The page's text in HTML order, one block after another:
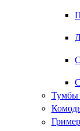
Тумбы